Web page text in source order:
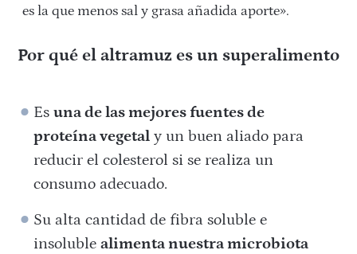
es la que menos sal y grasa añadida aporte».
Por qué el altramuz es un superalimento
Esuna de las mejores fuentes de
proteína vegetal y un buen aliado para
reducir el colesterol si se realiza un
consumo adecuado.
Su alta cantidad de fibra soluble e
insolublealimenta nuestra microbiota